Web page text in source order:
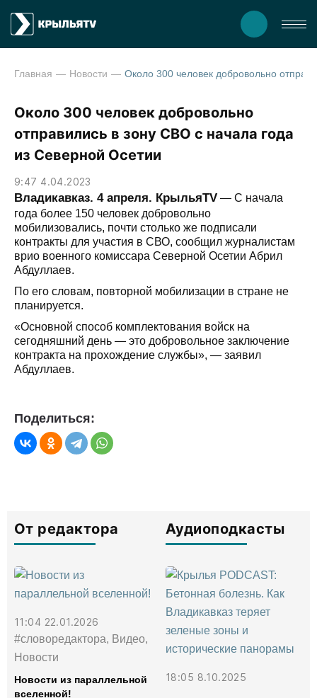
Главная Новости
Около 300 человек добровольно
отправились в зону СВО с начала года
из Северной Осетии
9:47 4.04.2023
Владикавказ. 4 апреля. КрыльяTV — С начала
года более 150 человек добровольно
мобилизовались, почти столько же подписали
контракты для участия в СВО, сообщил журналистам
врио военного комиссара Северной Осетии Абрил
Абдуллаев.
По его словам, повторной мобилизации в стране не
планируется.
«Основной способ комплектования войск на
сегодняшний день — это добровольное заключение
контракта на прохождение службы», — заявил
Абдуллаев.
Поделиться:
От редактора
11:04 22.01.2026
#словоредактора, Видео,
Новости
Новости из параллельной
вселенной!
Аудиоподкасты
18:05 8.10.2025